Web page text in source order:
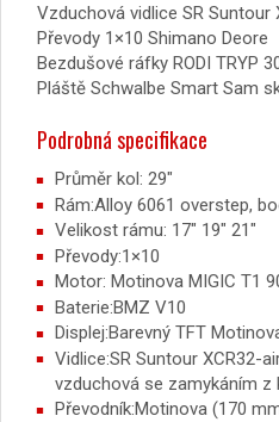
Vzduchová vidlice SR Suntour
Převody 1×10 Shimano Deore
Bezdušové ráfky RODI TRYP
Pláště Schwalbe Smart Sam
Podrobná specifikace
Průměr kol: 29″
Rám:Alloy 6061 overstep,
Velikost rámu: 17″ 19″ 21″
Převody:1×10
Motor: Motinova MIGIC T1
Baterie:BMZ V10
Displej:Barevný TFT
Vidlice:SR Suntour XCR32-
vzduchová se zamykáním z
Převodník:Motinova (170